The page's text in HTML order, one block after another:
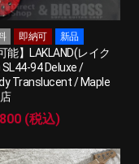
即納可 新品
能】LAKLAND(レイク
94 Deluxe /
Translucent / Maple
(税込)